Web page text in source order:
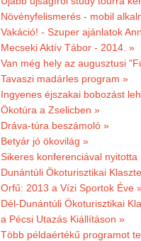
Növényfelismerés - mobil
Vakáció! - Szuper ajánlatok
Mecseki Aktív Tábor - 2014. »
Van még hely az augusztusi
Tavaszi madárles program »
Ingyenes éjszakai bobozást
Ökotúra a Zselicben »
Dráva-túra beszámoló »
Betyár jó ökovilág »
Sikeres konferenciával
Dunántúli Ökoturisztikai
Orfű: 2013 a Vízi Sportok Éve
Dél-Dunántúli Ökoturisztikai
a Pécsi Utazás Kiállításon »
Több példaértékű programot